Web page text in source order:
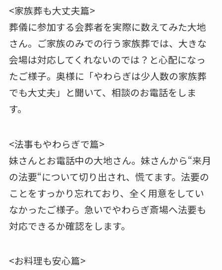
<家族葬も大丈夫篇>
葬儀に参加する会葬者を実際に数えてみた大地
さん。ご家族のみでの行う家族葬では、大きな
会場は対応してくれないのでは？と心配になっ
たご様子。奥様に「やわらぎは少人数の家族葬
でも大丈夫」と聞いて、相談のお電話をしま
す。
<法事もやわらぎで篇>
妹さんとお電話中の大地さん。妹さんから“来月
の法要“について切り出され、慌てます。法要の
ことをすっかり忘れており、全く用意をしてい
なかったご様子。急いでやわらぎ斎場へ法要も
対応できるか確認をします。
<お料理も安心篇>